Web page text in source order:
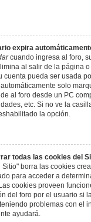
expira
cuando ingresa al foro,
al salir de la página
cuenta pueda ser usada
solo
al foro desde un PC
etc. Si no ve la
la opción.
todas las cookies del
borra las cookies
para acceder a
cookies proveen
del foro por el usuario si
problemas con el
ayudará.